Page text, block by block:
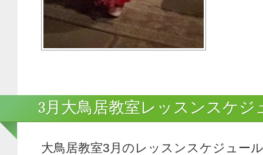
3月大鳥居教室レッスンスケジ
大鳥居教室3月のレッスンスケジュー